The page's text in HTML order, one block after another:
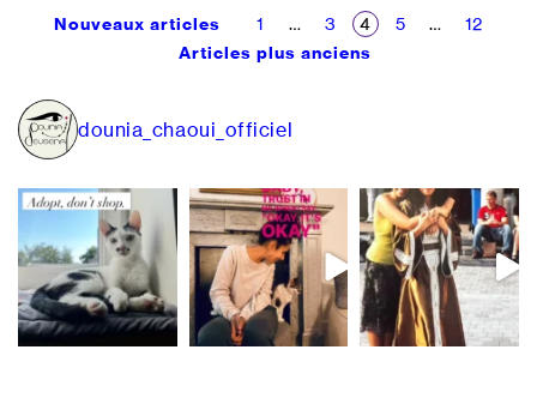
:
sous
signe
de
la
réussite
Pagination
des
publications
Nouveaux articles 1 … 3 4 5 … 12
Articles plus anciens
dounia_chaoui_officiel